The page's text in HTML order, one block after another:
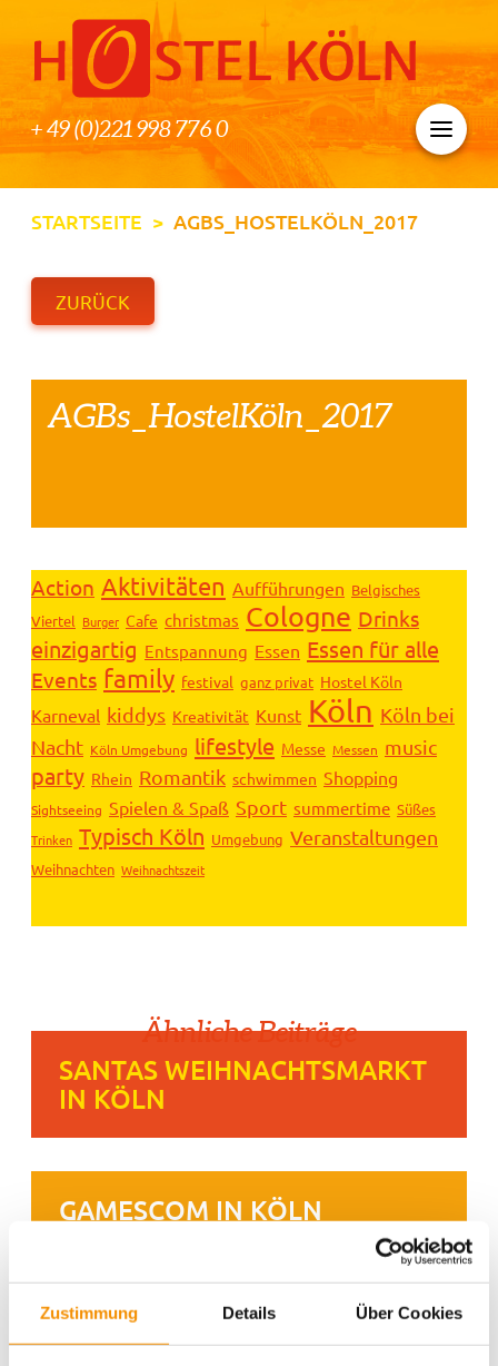
Zustimmung Details Über Cookies
+ 49 (0)221 998 776 0
STARTSEITE > AGBS_HOSTELKÖLN_2017
ZURÜCK
AGBs_HostelKöln_2017
Action Aktivitäten Aufführungen Belgisches
Viertel Burger Cafe christmas Cologne Drinks
einzigartig Entspannung Essen Essen für alle
Events family festival ganz privat Hostel Köln
Karneval kiddys Kreativität Kunst Köln Köln bei
Nacht Köln Umgebung lifestyle Messe Messen music
party Rhein Romantik schwimmen Shopping
Sightseeing Spielen & Spaß Sport summertime Süßes
Trinken Typisch Köln Umgebung Veranstaltungen
Weihnachten Weihnachtszeit
Ähnliche Beiträge
SANTAS WEIHNACHTSMARKT
IN KÖLN
GAMESCOM IN KÖLN